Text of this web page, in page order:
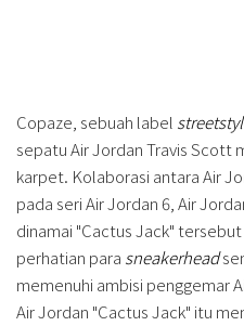
Copaze, sebuah label
sepatu Air Jordan Travis Scott
karpet. Kolaborasi antara Air
pada seri Air Jordan 6, Air
dinamai "Cactus Jack"
perhatian para sneakerhead
memenuhi ambisi penggemar
Air Jordan "Cactus Jack" itu